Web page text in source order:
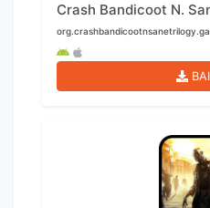
Crash Bandicoot N.